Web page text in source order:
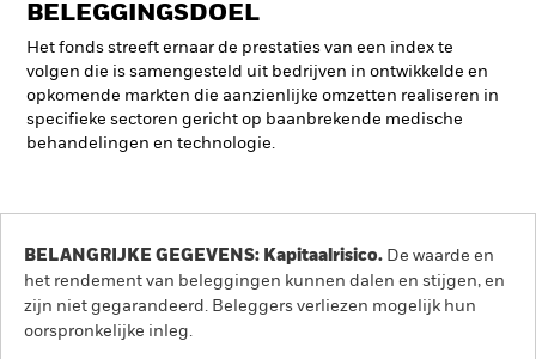
BELEGGINGSDOEL
Het fonds streeft ernaar de prestaties van een index te
volgen die is samengesteld uit bedrijven in ontwikkelde en
opkomende markten die aanzienlijke omzetten realiseren in
specifieke sectoren gericht op baanbrekende medische
behandelingen en technologie.
BELANGRIJKE GEGEVENS: Kapitaalrisico. De waarde en
het rendement van beleggingen kunnen dalen en stijgen, en
zijn niet gegarandeerd. Beleggers verliezen mogelijk hun
oorspronkelijke inleg.